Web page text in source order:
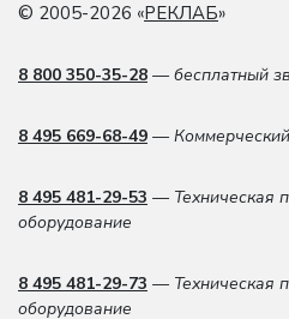
© 2005-2026 «РЕКЛАБ»
8 800 350-35-28 — бесплатный
8 495 669-68-49 —
8 495 481-29-53 — Техническая
оборудование
8 495 481-29-73 — Техническая
оборудование